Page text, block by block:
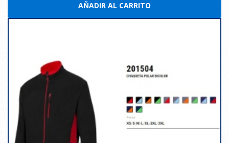
AÑADIR AL CARRITO